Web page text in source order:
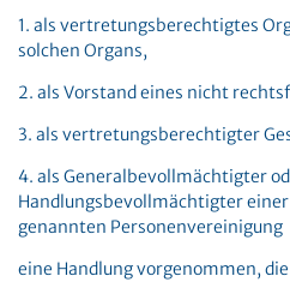
1. als vertretungsberechtigtes
solchen Organs,
2. als Vorstand eines nicht
3. als vertretungsberechtigter
4. als Generalbevollmächtigter
Handlungsbevollmächtigter
genannten Personenvereinigung
eine Handlung vorgenommen,